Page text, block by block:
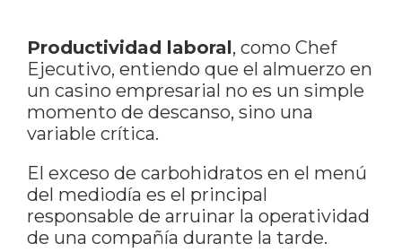
Productividad laboral, como Chef
Ejecutivo, entiendo que el almuerzo en
un casino empresarial no es un simple
momento de descanso, sino una
variable crítica.
El exceso de carbohidratos en el menú
del mediodía es el principal
responsable de arruinar la operatividad
de una compañía durante la tarde.